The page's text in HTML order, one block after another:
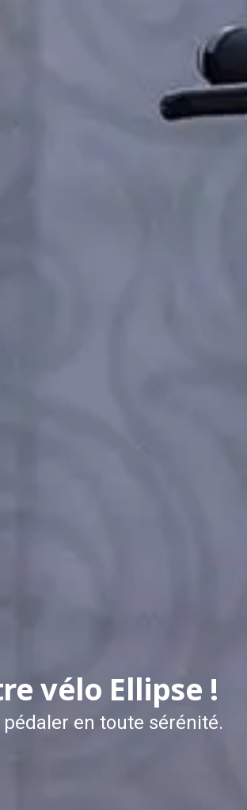
vélo Ellipse !
en toute sérénité.